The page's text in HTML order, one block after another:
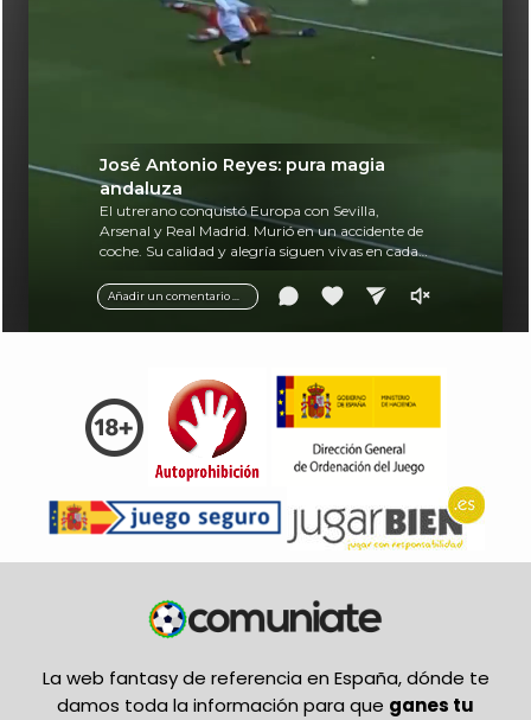
Añadir un comentario ...
José Antonio Reyes: pura magia
andaluza
El utrerano conquistó Europa con Sevilla,
Arsenal y Real Madrid. Murió en un accidente de
coche. Su calidad y alegría siguen vivas en cada
La web fantasy de referencia en España, dónde te
damos toda la información para que ganes tu